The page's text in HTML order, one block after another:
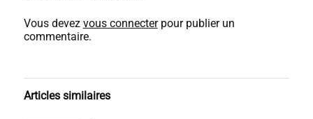
Vous devez vous connecterpour publier un
commentaire.
Articles similaires